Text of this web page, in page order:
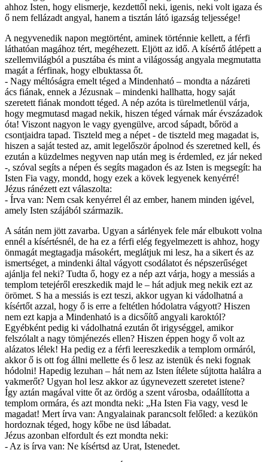
ahhoz Isten, hogy elismerje, kezdettől neki, igenis, neki volt igaza és
ő nem fellázadt angyal, hanem a tisztán látó igazság teljessége!
A negyvenedik napon megtörtént, aminek történnie kellett, a férfi
láthatóan magához tért, megéhezett. Eljött az idő. A kísértő átlépett a
szellemvilágból a pusztába és mint a világosság angyala megmutatta
magát a férfinak, hogy elbuktassa őt.
- Nagy méltóságra emelt téged a Mindenható – mondta a názáreti
ács fiának, ennek a Jézusnak – mindenki hallhatta, hogy saját
szeretett fiának mondott téged. A nép azóta is türelmetlenül várja,
hogy megmutasd magad nekik, hiszen téged várnak már évszázadok
óta! Viszont nagyon le vagy gyengülve, arcod sápadt, bőröd a
csontjaidra tapad. Tiszteld meg a népet - de tiszteld meg magadat is,
hiszen a saját tested az, amit legelőször ápolnod és szeretned kell, és
ezután a küzdelmes negyven nap után meg is érdemled, ez jár neked
-, szóval segíts a népen és segíts magadon és az Isten is megsegít: ha
Isten Fia vagy, mondd, hogy ezek a kövek legyenek kenyérré!
Jézus ránézett ezt válaszolta:
- Írva van: Nem csak kenyérrel él az ember, hanem minden igével,
amely Isten szájából származik.
A sátán nem jött zavarba. Ugyan a sárlények fele már elbukott volna
ennél a kísértésnél, de ha ez a férfi elég fegyelmezett is ahhoz, hogy
önmagát megtagadja másokért, meglátjuk mi lesz, ha a sikert és az
ismertséget, a mindenki által vágyott csodálatot és népszerűséget
ajánlja fel neki? Tudta ő, hogy ez a nép azt várja, hogy a messiás a
templom tetejéről ereszkedik majd le – hát adjuk meg nekik ezt az
örömet. S ha a messiás is ezt teszi, akkor ugyan ki vádolhatná a
kísértőt azzal, hogy ő is erre a feltétlen hódolatra vágyott? Hiszen
nem ezt kapja a Mindenható is a dicsőítő angyali karoktól?
Egyébként pedig ki vádolhatná ezután őt irigységgel, amikor
felszólalt a nagy tömjénezés ellen? Hiszen éppen hogy ő volt az
alázatos lélek! Ha pedig ez a férfi leereszkedik a templom ormáról,
akkor ő is ott fog állni mellette és ő lesz az istenük és neki fognak
hódolni! Hapedig lezuhan – hát nem az Isten ítélete sújtotta halálra a
vakmerőt? Ugyan hol lesz akkor az úgynevezett szeretet istene?
Így aztán magával vitte őt az ördög a szent városba, odaállította a
templom ormára, és azt mondta neki: „Ha Isten Fia vagy, vesd le
magadat! Mert írva van: Angyalainak parancsolt felőled: a kezükön
hordoznak téged, hogy kőbe ne üsd lábadat.
Jézus azonban elfordult és ezt mondta neki:
- Az is írva van: Ne kísértsd az Urat, Istenedet.